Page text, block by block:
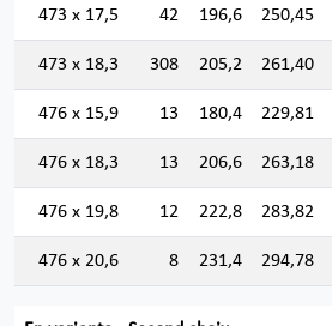
473 x 17,5 42 196,6 250,45
473 x 18,3 308 205,2 261,40
476 x 15,9 13 180,4 229,81
476 x 18,3 13 206,6 263,18
476 x 19,8 12 222,8 283,82
476 x 20,6 8 231,4 294,78